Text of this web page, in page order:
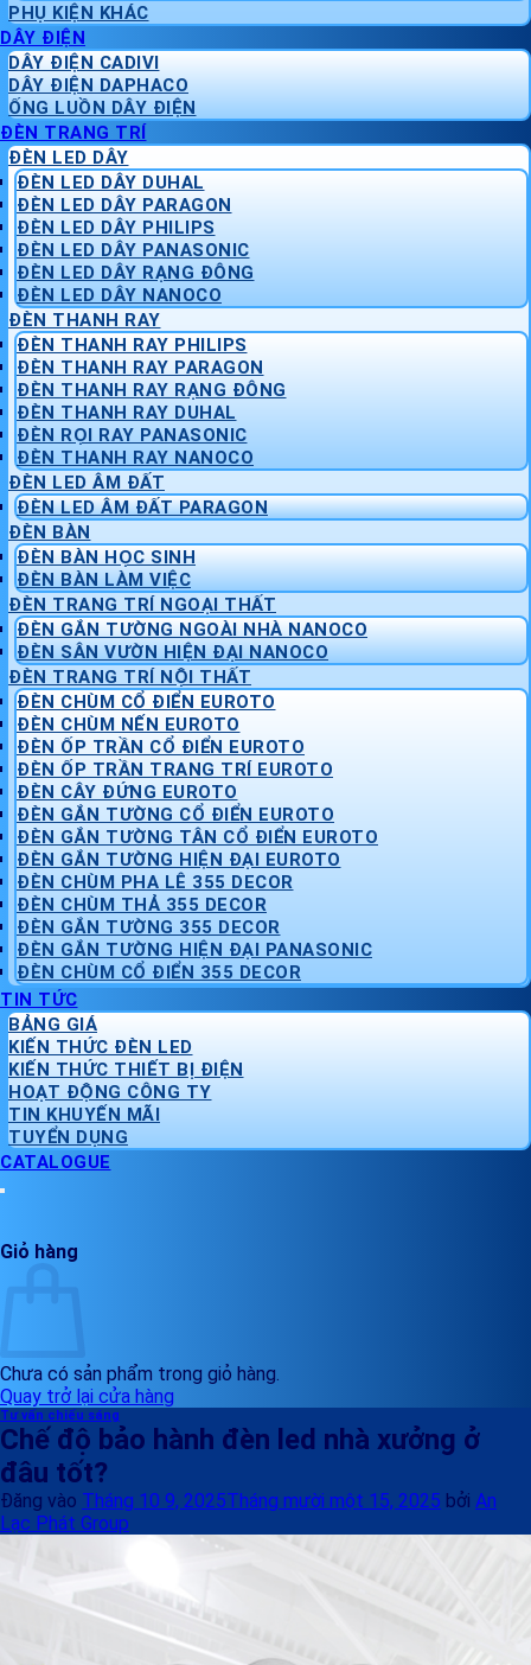
PHỤ KIỆN KHÁC
DÂY ĐIỆN
DÂY ĐIỆN CADIVI
DÂY ĐIỆN DAPHACO
ỐNG LUỒN DÂY ĐIỆN
ĐÈN TRANG TRÍ
ĐÈN LED DÂY
ĐÈN LED DÂY DUHAL
ĐÈN LED DÂY PARAGON
ĐÈN LED DÂY PHILIPS
ĐÈN LED DÂY PANASONIC
ĐÈN LED DÂY RẠNG ĐÔNG
ĐÈN LED DÂY NANOCO
ĐÈN THANH RAY
ĐÈN THANH RAY PHILIPS
ĐÈN THANH RAY PARAGON
ĐÈN THANH RAY RẠNG ĐÔNG
ĐÈN THANH RAY DUHAL
ĐÈN RỌI RAY PANASONIC
ĐÈN THANH RAY NANOCO
ĐÈN LED ÂM ĐẤT
ĐÈN LED ÂM ĐẤT PARAGON
ĐÈN BÀN
ĐÈN BÀN HỌC SINH
ĐÈN BÀN LÀM VIỆC
ĐÈN TRANG TRÍ NGOẠI THẤT
ĐÈN GẮN TƯỜNG NGOÀI NHÀ NANOCO
ĐÈN SÂN VƯỜN HIỆN ĐẠI NANOCO
ĐÈN TRANG TRÍ NỘI THẤT
ĐÈN CHÙM CỔ ĐIỂN EUROTO
ĐÈN CHÙM NẾN EUROTO
ĐÈN ỐP TRẦN CỔ ĐIỂN EUROTO
ĐÈN ỐP TRẦN TRANG TRÍ EUROTO
ĐÈN CÂY ĐỨNG EUROTO
ĐÈN GẮN TƯỜNG CỔ ĐIỂN EUROTO
ĐÈN GẮN TƯỜNG TÂN CỔ ĐIỂN EUROTO
ĐÈN GẮN TƯỜNG HIỆN ĐẠI EUROTO
ĐÈN CHÙM PHA LÊ 355 DECOR
ĐÈN CHÙM THẢ 355 DECOR
ĐÈN GẮN TƯỜNG 355 DECOR
ĐÈN GẮN TƯỜNG HIỆN ĐẠI PANASONIC
ĐÈN CHÙM CỔ ĐIỂN 355 DECOR
TIN TỨC
BẢNG GIÁ
KIẾN THỨC ĐÈN LED
KIẾN THỨC THIẾT BỊ ĐIỆN
HOẠT ĐỘNG CÔNG TY
TIN KHUYẾN MÃI
TUYỂN DỤNG
CATALOGUE
Giỏ hàng
Chưa có sản phẩm trong giỏ hàng.
Quay trở lại cửa hàng
Tư vấn chiếu sáng
Chế độ bảo hành đèn led nhà xưởng ở
đâu tốt?
Đăng vào Tháng 10 9, 2025Tháng mười một 15, 2025 bởi An
Lạc Phát Group